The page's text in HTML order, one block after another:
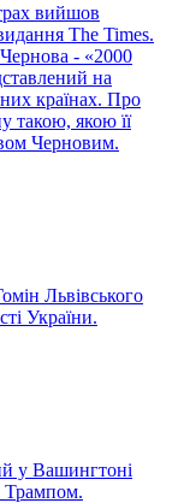
вийшов
The Times.
- «2000
на
країнах. Про
такою, якою її
Черновим.
Львівського
України.
у Вашингтоні
Трампом.